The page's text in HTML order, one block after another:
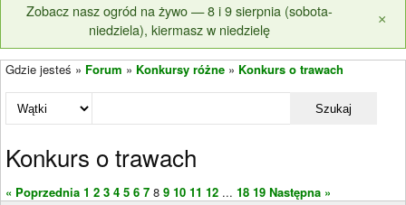
Zobacz nasz ogród na żywo — 8 i 9 sierpnia (sobota-
niedziela), kiermasz w niedzielę
×
Gdzie jesteś » Forum » Konkursy różne » Konkurs o trawach
Szukaj
Konkurs o trawach
« Poprzednia 1 2 3 4 5 6 7 8 9 10 11 12 ... 18 19 Następna »